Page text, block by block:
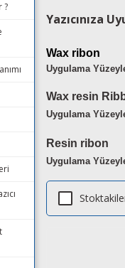
?
Yazıcınıza
Wax ribon
Uygulama
Wax resin
Uygulama
Resin ribon
Uygulama